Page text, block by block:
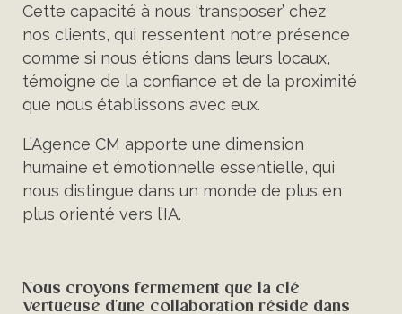
Cette capacité à nous ‘transposer’ chez
nos clients, qui ressentent notre présence
comme si nous étions dans leurs locaux,
témoigne de la confiance et de la proximité
que nous établissons avec eux.
L’Agence CM apporte une dimension
humaine et émotionnelle essentielle, qui
nous distingue dans un monde de plus en
plus orienté vers l’IA.
Nous croyons fermement que la clé
vertueuse d'une collaboration réside dans